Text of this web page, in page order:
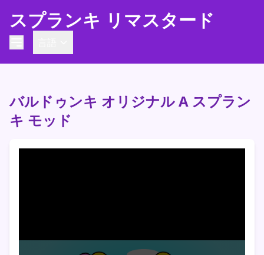
スプランキ リマスタード
バルドゥンキ オリジナル A スプラン
キ モッド